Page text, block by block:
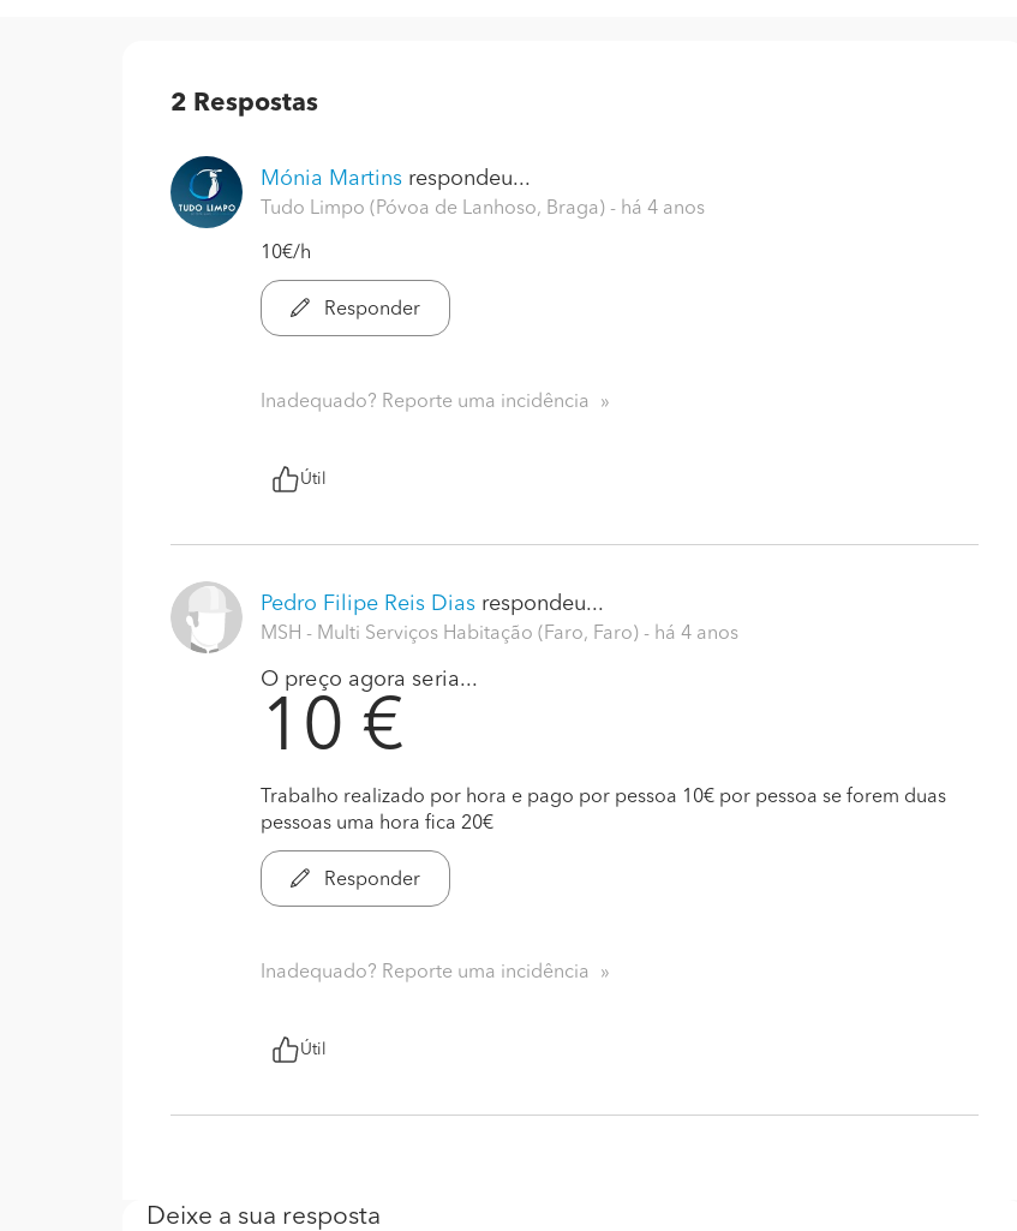
2 Respostas
Mónia Martins respondeu...
Tudo Limpo (Póvoa de Lanhoso, Braga) - há 4 anos
10€/h
Responder
Inadequado? Reporte uma incidência
Útil
Pedro Filipe Reis Dias respondeu...
MSH - Multi Serviços Habitação (Faro, Faro) - há 4 anos
O preço agora seria...
10 €
Trabalho realizado por hora e pago por pessoa 10€ por pessoa se forem duas
pessoas uma hora fica 20€
Responder
Inadequado? Reporte uma incidência
Útil
Deixe a sua resposta